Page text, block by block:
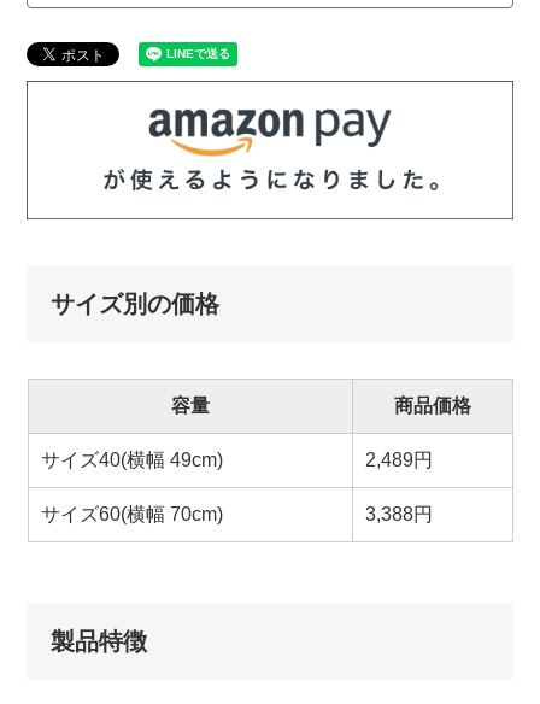
サイズ別の価格
容量 商品価格
サイズ40(横幅 49cm) 2,489円
サイズ60(横幅 70cm) 3,388円
製品特徴